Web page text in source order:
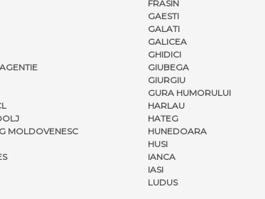
MOLDOVENESC
FRASIN
GAESTI
GALATI
GALICEA
GHIDICI
GIUBEGA
GIURGIU
GURA HUMORULUI
HARLAU
HATEG
HUNEDOARA
HUSI
IANCA
IASI
LUDUS